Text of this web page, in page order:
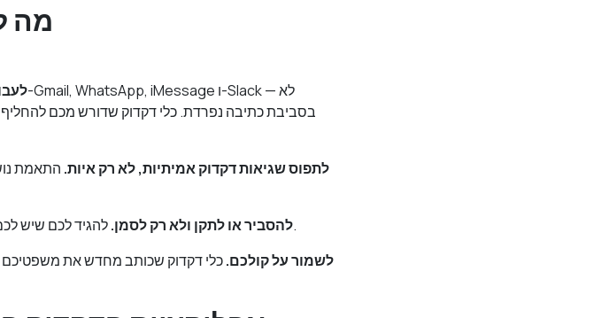
מה
בסביבת כתיבה נפרדת. כלי דקדוק שדורש מכם להחליף
לתפוס שגיאות דקדוק אמיתיות, לא רק איות. התאמת
להסביר או לתקן ולא רק לסמן.להגיד לכם שיש לכם שגיאה פחות שימושי מאשר לתקן אותה או להבין מדוע.
לשמור על קולכם.כלי דקדוק שכותב מחדש את משפטיכם